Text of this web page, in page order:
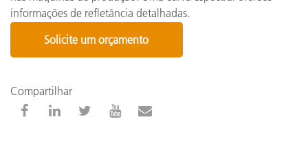
informações de refletância detalhadas.
Solicite um orçamento
Compartilhar